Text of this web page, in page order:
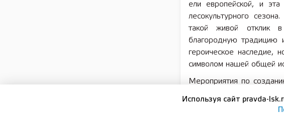
ели европейской, и
лесокультурного
такой живой отклик
благородную традицию
героическое наследие,
символом нашей общей
Мероприятия по
проекта «Экологическое
Используя сайт pravda-